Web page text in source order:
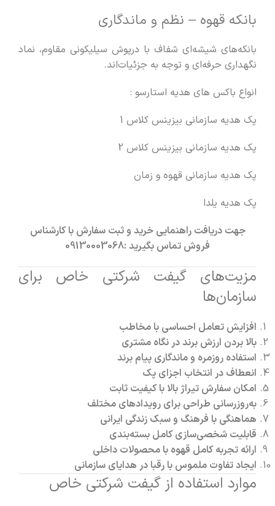
بانکه قهوه – نظم و ماندگاری
بانکه‌های شیشه‌ای شفاف با درپوش سیلیکونی مقاوم، نماد
نگهداری حرفه‌ای و توجه به جزئیات‌اند.
انواع باکس های هدیه استارسو :
پک هدیه سازمانی بیزینس کلاس 1
پک هدیه سازمانی بیزینس کلاس 2
پک هدیه سازمانی قهوه و زمان
پک هدیه یلدا
جهت دریافت راهنمایی خرید و ثبت سفارش با کارشناس
فروش تماس بگیرید :09130003068
مزیت‌های گیفت شرکتی خاص برای
سازمان‌ها
افزایش تعامل احساسی با مخاطب
بالا بردن ارزش برند در نگاه مشتری
استفاده روزمره و ماندگاری پیام برند
انعطاف در انتخاب اجزای پک
امکان سفارش تیراژ بالا با کیفیت ثابت
به‌روزرسانی طراحی برای رویدادهای مختلف
هماهنگی با فرهنگ و سبک زندگی ایرانی
قابلیت شخصی‌سازی کامل بسته‌بندی
ارائه تجربه کامل قهوه با محصولات داخلی
ایجاد تفاوت ملموس با رقبا در هدایای سازمانی
موارد استفاده از گیفت شرکتی خاص